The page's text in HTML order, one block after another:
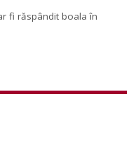
fi răspândit boala în